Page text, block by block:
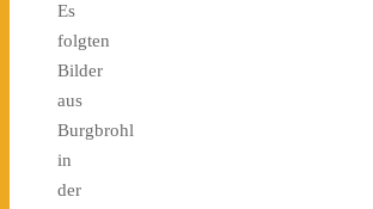
Es
folgten
Bilder
aus
Burgbrohl
in
der